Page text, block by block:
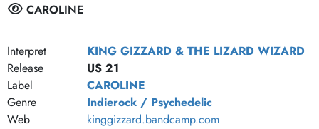
CAROLINE
Interpret
KING GIZZARD & THE LIZARD WIZARD
Release
US 21
Label
CAROLINE
Genre
Indierock / Psychedelic
Web
kinggizzard.bandcamp.com